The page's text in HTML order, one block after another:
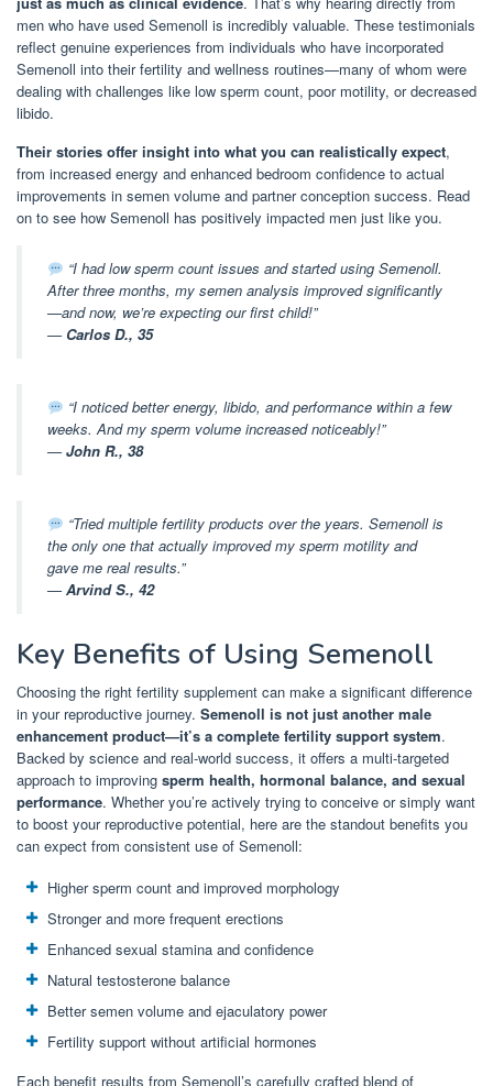
men who have used Semenoll is incredibly valuable. These testimonials
reflect genuine experiences from individuals who have incorporated
Semenoll into their fertility and wellness routines—many of whom were
dealing with challenges like low sperm count, poor motility, or decreased
libido.
Their stories offer insight into what you can realistically expect,
from increased energy and enhanced bedroom confidence to actual
improvements in semen volume and partner conception success. Read
on to see how Semenoll has positively impacted men just like you.
“I had low sperm count issues and started using Semenoll.
After three months, my semen analysis improved significantly
—and now, we’re expecting our first child!”
— Carlos D., 35
“I noticed better energy, libido, and performance within a few
weeks. And my sperm volume increased noticeably!”
—John R., 38
“Tried multiple fertility products over the years. Semenoll is
the only one that actually improved my sperm motility and
gave me real results.”
—Arvind S., 42
Key Benefits of Using Semenoll
Choosing the right fertility supplement can make a significant difference
in your reproductive journey. Semenoll is not just another male
enhancement product—it’s a complete fertility support system.
Backed by science and real-world success, it offers a multi-targeted
approach to improving sperm health, hormonal balance, and sexual
performance. Whether you’re actively trying to conceive or simply want
to boost your reproductive potential, here are the standout benefits you
can expect from consistent use of Semenoll:
Higher sperm count and improved morphology
Stronger and more frequent erections
Enhanced sexual stamina and confidence
Natural testosterone balance
Better semen volume and ejaculatory power
Fertility support without artificial hormones
Each benefit results from Semenoll’s carefully crafted blend of